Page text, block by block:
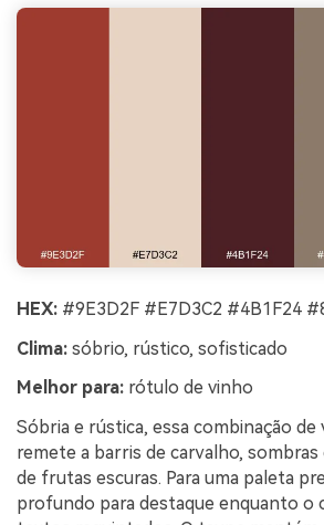
HEX: #9E3D2F #E7D3C2 #4B1F24
Clima: sóbrio, rústico, sofisticado
Melhor para: rótulo de vinho
Sóbria e rústica, essa combinação
remete a barris de carvalho, sombras
de frutas escuras. Para uma paleta
profundo para destaque enquanto o